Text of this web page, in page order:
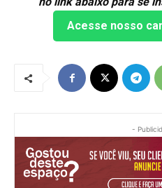
Acesse nosso
-